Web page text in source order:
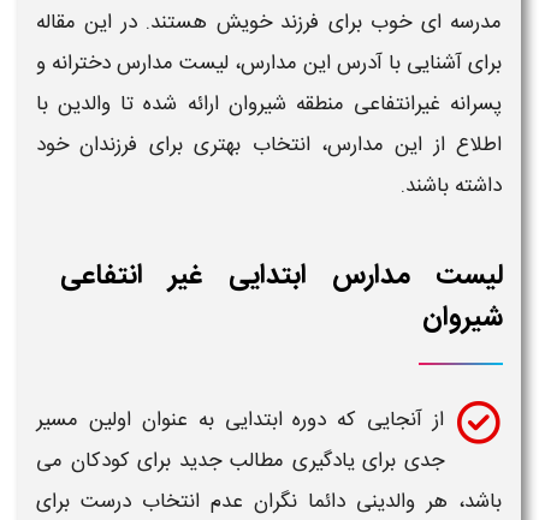
مدرسه ای خوب برای فرزند خویش هستند. در این مقاله
برای آشنایی با آدرس این مدارس، لیست مدارس دخترانه و
پسرانه غیرانتفاعی منطقه شیروان ارائه شده تا والدین با
اطلاع از این مدارس، انتخاب بهتری برای فرزندان خود
داشته باشند.
لیست مدارس ابتدایی غیر انتفاعی
شیروان
از آنجایی که دورهابتدایی به عنوان اولین مسیر
جدی برای یادگیری مطالب جدید برای کودکان می
باشد، هر والدینی دائما نگران عدم انتخاب درست برای